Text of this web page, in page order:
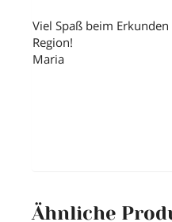
Viel Spaß beim
Region!
Maria
Ähnliche